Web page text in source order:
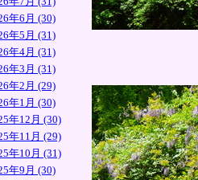
年6月 (30)
年5月 (31)
年4月 (31)
年3月 (31)
年2月 (29)
年1月 (30)
年12月 (30)
年11月 (29)
年10月 (31)
年9月 (30)